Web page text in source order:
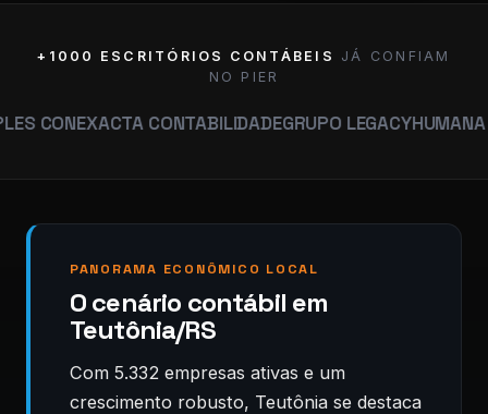
+1000 ESCRITÓRIOS CONTÁBEIS
JÁ CONFIAM
NO PIER
CONTABILIDADEGRUPO LEGACYHUMANA
PANORAMA ECONÔMICO LOCAL
O cenário contábil em
Teutônia/RS
Com 5.332 empresas ativas e um
crescimento robusto, Teutônia se destaca